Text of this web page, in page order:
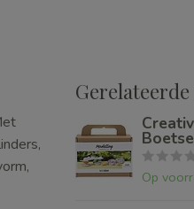
Op